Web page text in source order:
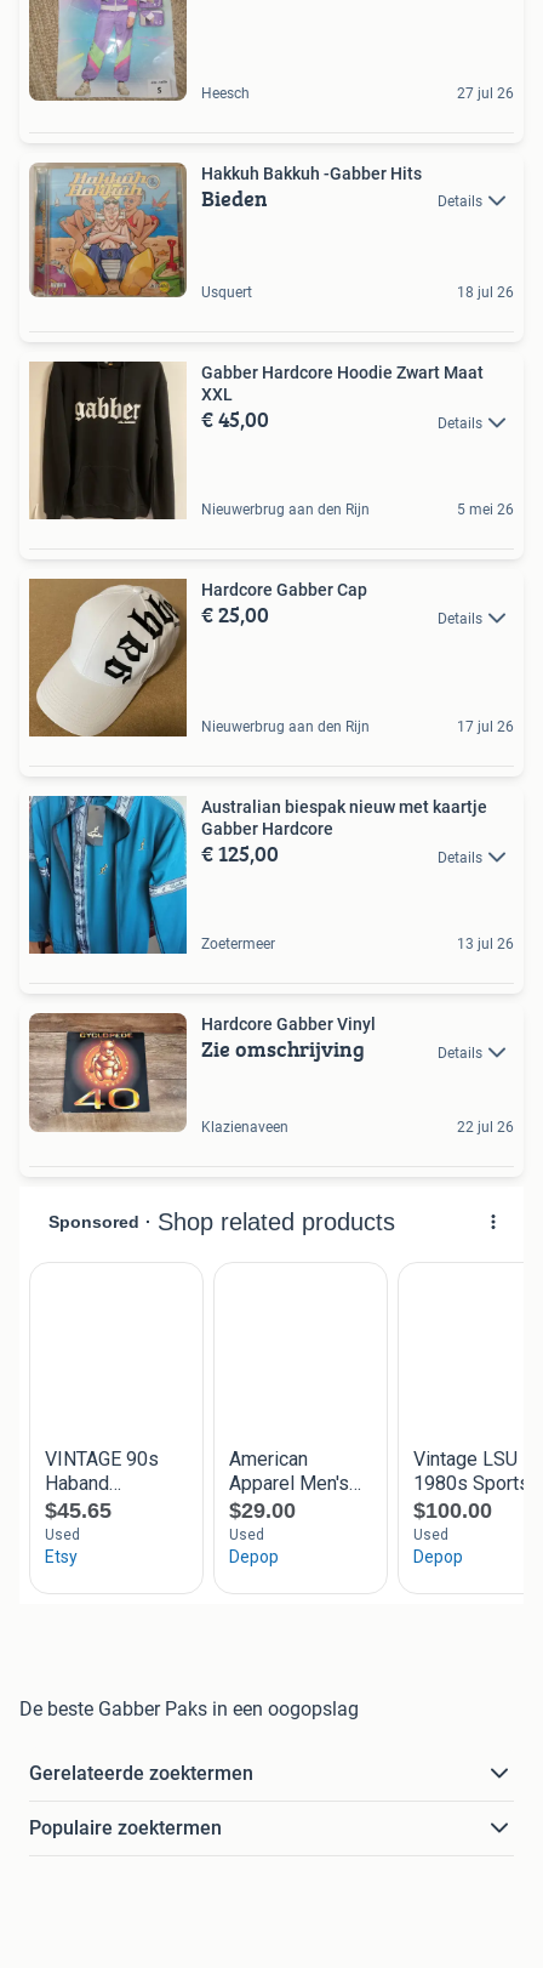
Heesch 27 jul 26
Hakkuh Bakkuh -Gabber Hits
Bieden Details
Usquert 18 jul 26
Gabber Hardcore Hoodie Zwart Maat
XXL
€ 45,00 Details
Nieuwerbrug aan den Rijn 5 mei 26
Hardcore Gabber Cap
€ 25,00 Details
Nieuwerbrug aan den Rijn 17 jul 26
Australian biespak nieuw met kaartje
Gabber Hardcore
€ 125,00 Details
Zoetermeer 13 jul 26
Hardcore Gabber Vinyl
Zie omschrijving Details
Klazienaveen 22 jul 26
De beste Gabber Paks in een oogopslag
Gerelateerde zoektermen
Populaire zoektermen